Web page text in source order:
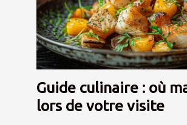
Guide culinaire : où
lors de votre visite